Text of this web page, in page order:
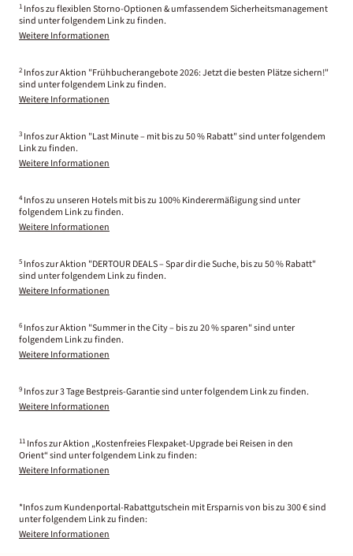
1 Infos zu flexiblen Storno-Optionen & umfassendem Sicherheitsmanagement
sind unter folgendem Link zu finden.
Weitere Informationen
2 Infos zur Aktion "Frühbucherangebote 2026: Jetzt die besten Plätze sichern!"
sind unter folgendem Link zu finden.
Weitere Informationen
3 Infos zur Aktion "Last Minute – mit bis zu 50 % Rabatt" sind unter folgendem
Link zu finden.
Weitere Informationen
4 Infos zu unseren Hotels mit bis zu 100% Kinderermäßigung sind unter
folgendem Link zu finden.
Weitere Informationen
5 Infos zur Aktion "DERTOUR DEALS – Spar dir die Suche, bis zu 50 % Rabatt"
sind unter folgendem Link zu finden.
Weitere Informationen
6 Infos zur Aktion "Summer in the City – bis zu 20 % sparen" sind unter
folgendem Link zu finden.
Weitere Informationen
9 Infos zur 3 Tage Bestpreis-Garantie sind unter folgendem Link zu finden.
Weitere Informationen
11 Infos zur Aktion „Kostenfreies Flexpaket-Upgrade bei Reisen in den
Orient“ sind unter folgendem Link zu finden:
Weitere Informationen
*Infos zum Kundenportal-Rabattgutschein mit Ersparnis von bis zu 300 € sind
unter folgendem Link zu finden:
Weitere Informationen